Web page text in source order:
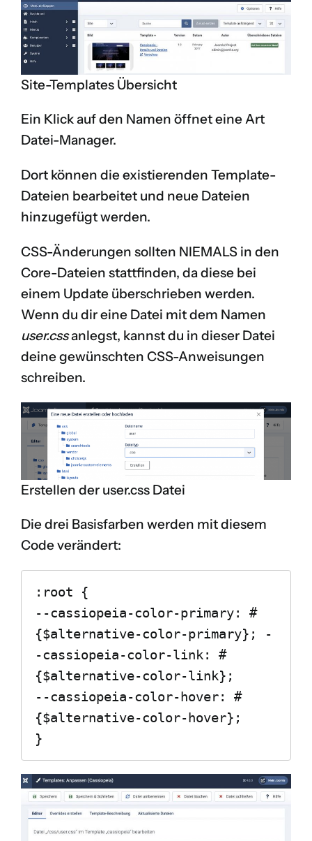
Site-Templates Übersicht
Ein Klick auf den Namen öffnet eine Art
Datei-Manager.
Dort können die existierenden Template-
Dateien bearbeitet und neue Dateien
hinzugefügt werden.
CSS-Änderungen sollten NIEMALS in den
Core-Dateien stattfinden, da diese bei
einem Update überschrieben werden.
Wenn du dir eine Datei mit dem Namen
user.cssanlegst, kannst du in dieser Datei
deine gewünschten CSS-Anweisungen
schreiben.
Erstellen der user.css Datei
Die drei Basisfarben werden mit diesem
Code verändert:
:root {
--cassiopeia-color-primary: #
{$alternative-color-primary}; -
-cassiopeia-color-link: #
{$alternative-color-link};
--cassiopeia-color-hover: #
{$alternative-color-hover};
}